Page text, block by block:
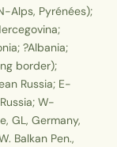
Alps, Pyrénées);
?Albania;
border);
Russia; E-
W-
GL, Germany,
Balkan Pen.,